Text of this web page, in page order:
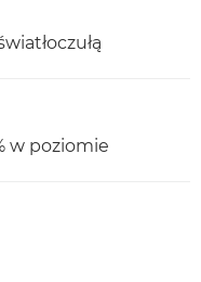
w poziomie